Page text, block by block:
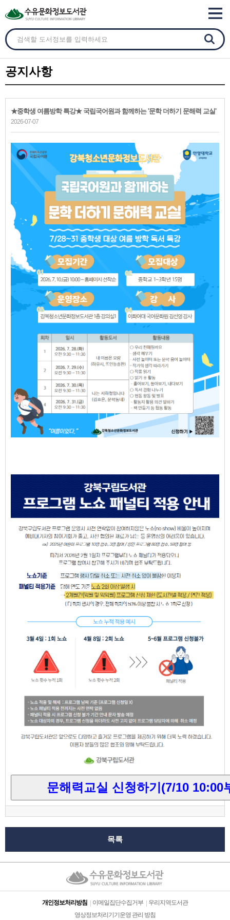
공지사항
★중학생 여름방학 특강★ 국립국어원과 함께하는 '문학 더하기 문해력 교실'
2026-07-07
문해력교실 신청하기(7/10 10:00
목록
개인정보처리방침 이메일집단수집거부
우리지역도서관
영상정보처리기기운영 관리 방침